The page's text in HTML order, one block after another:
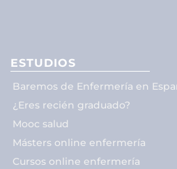
ESTUDIOS
Baremos de Enfermería en
¿Eres recién graduado?
Mooc salud
Másters online enfermería
Cursos online enfermería